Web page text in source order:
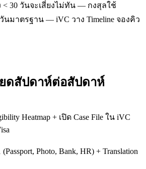
30 วันจะเสี่ยงไม่ทัน — กงสุลใช้
วันมาตรฐาน — iVC วาง Timeline จองคิว
ยดสัปดาห์ต่อสัปดาห์
Heatmap + เปิด Case File ใน iVC
Photo, Bank, HR) + Translation